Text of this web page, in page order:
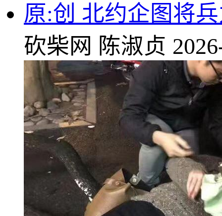
原:创 北约企图将
砍柴网 陈淑贞